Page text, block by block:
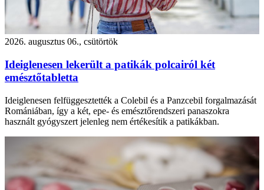
2026. augusztus 06., csütörtök
Ideiglenesen lekerült a patikák polcairól két
emésztőtabletta
Ideiglenesen felfüggesztették a Colebil és a Panzcebil forgalmazását
Romániában, így a két, epe- és emésztőrendszeri panaszokra
használt gyógyszert jelenleg nem értékesítik a patikákban.